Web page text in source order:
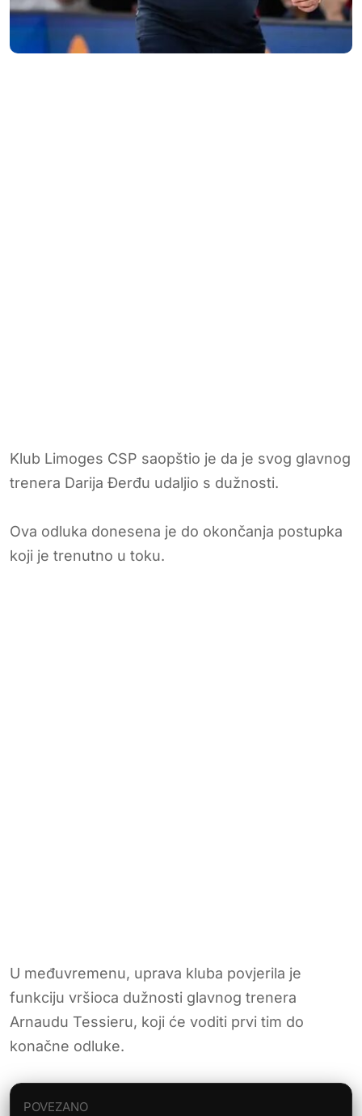
Klub Limoges CSP saopštio je da je svog glavnog
trenera Darija Đerđu udaljio s dužnosti.
Ova odluka donesena je do okončanja postupka
koji je trenutno u toku.
U međuvremenu, uprava kluba povjerila je
funkciju vršioca dužnosti glavnog trenera
Arnaudu Tessieru, koji će voditi prvi tim do
konačne odluke.
POVEZANO